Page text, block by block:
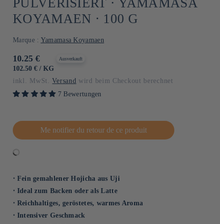
PULVERISIERT ⋅ YAMAMASA
KOYAMAEN ⋅ 100 G
Marque : Yamamasa Koyamaen
Normaler
Preis
10.25 €
GRUNDPREIS
102.50 € / PRO
KG
Ausverkauft
inkl. MwSt.Versand wird beim Checkout berechnet
7 Bewertungen
Me notifier du retour de ce produit
⋅ Fein gemahlener Hojicha aus Uji
⋅ Ideal zum Backen oder als Latte
⋅ Reichhaltiges, geröstetes, warmes Aroma
⋅ Intensiver Geschmack